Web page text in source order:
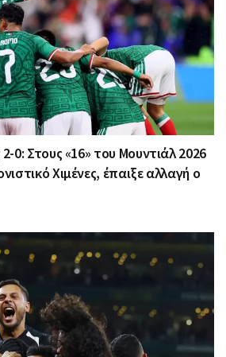
2-0: Στους «16» του Μουντιάλ 2026
Χιμένες, έπαιξε αλλαγή ο